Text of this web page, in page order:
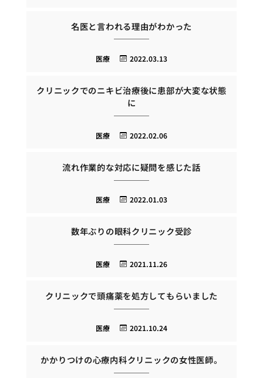
名医と言われる理由がわかった
2022.03.13
医療
クリニックでのニキビ治療後に患部が大変な状態
に
2022.02.06
医療
流れ作業的な対応に疑問を感じた話
2022.01.03
医療
数年ぶりの眼科クリニック受診
2021.11.26
医療
クリニックで頭痛薬を処方してもらいました
2021.10.24
医療
かかりつけの心療内科クリニックの女性医師。